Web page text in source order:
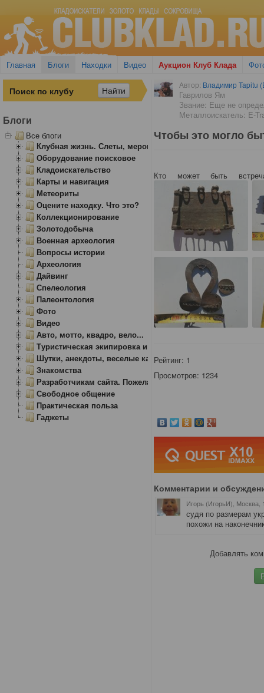
Главная Блоги Находки Видео Аукцион Клуб Клада
Автор: Владимир Tapitu
Гаврилов Ям
Звание: Еще не
Металлоискатель: E-
Чтобы это могло
Кто может быть
Рейтинг: 1
Просмотров: 1234
Комментарии и
Игорь (ИгорьИ), Москва
судя по размерам
похожи на
Добавлять
Блоги
Все блоги
Клубная жизнь. Слеты, мероприятия
Оборудование поисковое
Кладоискательство
Карты и навигация
Метеориты
Оцените находку. Что это?
Коллекционирование
Золотодобыча
Военная археология
Вопросы истории
Археология
Дайвинг
Спелеология
Палеонтология
Фото
Видео
Авто, мотто, квадро, вело...
Туристическая экипировка и снаряжение
Шутки, анекдоты, веселые картинки
Знакомства
Разработчикам сайта. Пожелания, замечания.
Свободное общение
Практическая польза
Гаджеты